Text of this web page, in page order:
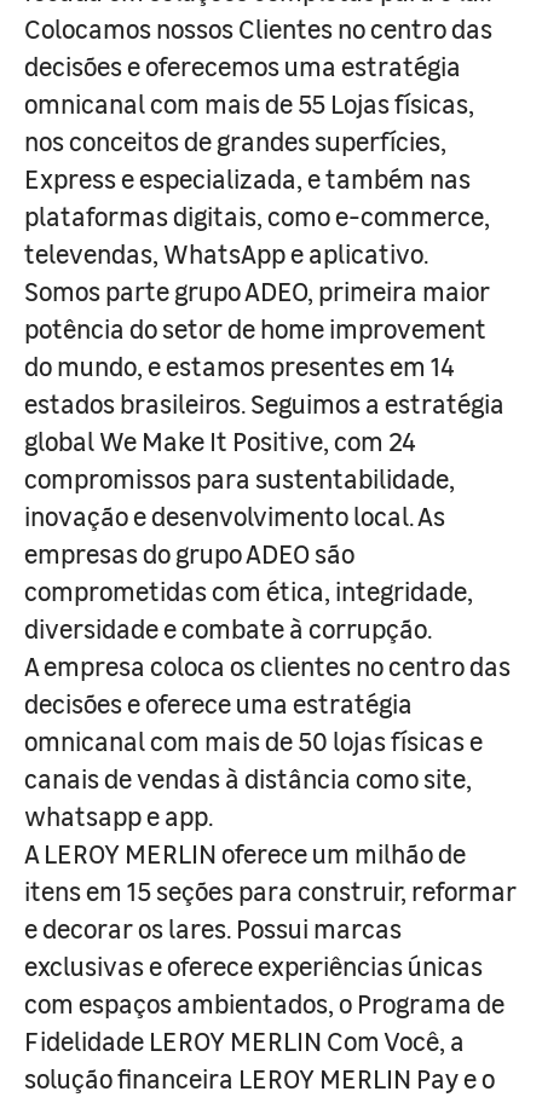
Colocamos nossos Clientes no centro das
decisões e oferecemos uma estratégia
omnicanal com mais de 55 Lojas físicas,
nos conceitos de grandes superfícies,
Express e especializada, e também nas
plataformas digitais, como e-commerce,
televendas, WhatsApp e aplicativo.
Somos parte grupo ADEO, primeira maior
potência do setor de home improvement
do mundo, e estamos presentes em 14
estados brasileiros. Seguimos a estratégia
global We Make It Positive, com 24
compromissos para sustentabilidade,
inovação e desenvolvimento local. As
empresas do grupo ADEO são
comprometidas com ética, integridade,
diversidade e combate à corrupção.
A empresa coloca os clientes no centro das
decisões e oferece uma estratégia
omnicanal com mais de 50 lojas físicas e
canais de vendas à distância como site,
whatsapp e app.
A LEROY MERLIN oferece um milhão de
itens em 15 seções para construir, reformar
e decorar os lares. Possui marcas
exclusivas e oferece experiências únicas
com espaços ambientados, o Programa de
Fidelidade LEROY MERLIN Com Você, a
solução financeira LEROY MERLIN Pay e o